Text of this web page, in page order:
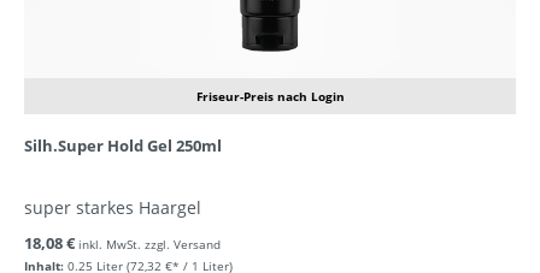
Friseur-Preis nach Login
Silh.Super Hold Gel 250ml
super starkes Haargel
Inhalt: 0.25 Liter (72,32 €* / 1 Liter)
18,08 € inkl. MwSt. zzgl. Versand